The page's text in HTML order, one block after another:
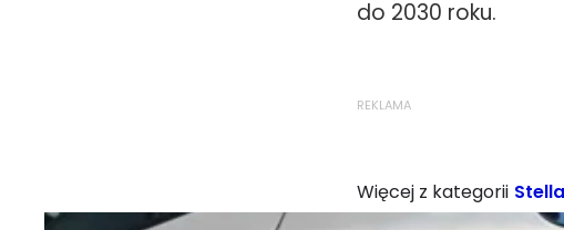
do 2030 roku.
REKLAMA
Więcej z kategorii